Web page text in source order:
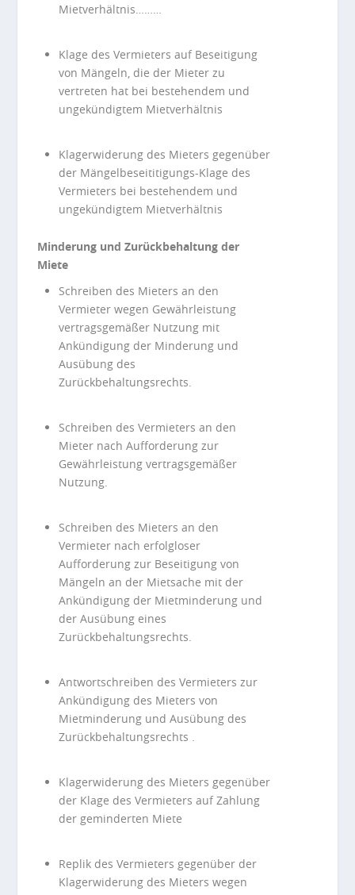
Mietverhältnis………
Klage des Vermieters auf Beseitigung
von Mängeln, die der Mieter zu
vertreten hat bei bestehendem und
ungekündigtem Mietverhältnis
Klagerwiderung des Mieters gegenüber
der Mängelbeseititigungs-Klage des
Vermieters bei bestehendem und
ungekündigtem Mietverhältnis
Minderung und Zurückbehaltung der
Miete
Schreiben des Mieters an den
Vermieter wegen Gewährleistung
vertragsgemäßer Nutzung mit
Ankündigung der Minderung und
Ausübung des
Zurückbehaltungsrechts.
Schreiben des Vermieters an den
Mieter nach Aufforderung zur
Gewährleistung vertragsgemäßer
Nutzung.
Schreiben des Mieters an den
Vermieter nach erfolgloser
Aufforderung zur Beseitigung von
Mängeln an der Mietsache mit der
Ankündigung der Mietminderung und
der Ausübung eines
Zurückbehaltungsrechts.
Antwortschreiben des Vermieters zur
Ankündigung des Mieters von
Mietminderung und Ausübung des
Zurückbehaltungsrechts .
Klagerwiderung des Mieters gegenüber
der Klage des Vermieters auf Zahlung
der geminderten Miete
Replik des Vermieters gegenüber der
Klagerwiderung des Mieters wegen